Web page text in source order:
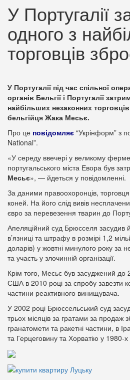
У Португалії
одного з
торговців
У Португалії під час спільної
органів Бельгії і Португалії
найбільших незаконних
бельгійця Жака Месьє.
Про це повідомляє “Укрінформ” з
National”.
«У середу ввечері у великому
португальського міста Евора був
Месьє», — йдеться у повідомленні.
За даними правоохоронців,
коней. На його слід вивів
євро за перевезення тварин до
Апеляційний суд Брюсселя засудив
в’язниці та штрафу в розмірі 1,2
доларів) у жовтні минулого року за
та участь у злочинній організації.
Крім того, Месьє був засуджений до
США в 2010 році за спробу завезти
частини реактивного винищувача.
У 2002 році Брюссельський суд
трьох місяців за гратами за продаж
гранатомети та ракетні частини, в
та Герцеговину та Хорватію у 1980-